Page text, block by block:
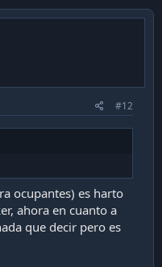
#12
ocupantes) es harto
ahora en cuanto a
que decir pero es